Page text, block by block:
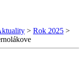
> Rok 2025 >